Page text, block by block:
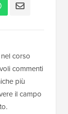
corso
commenti
più
il campo